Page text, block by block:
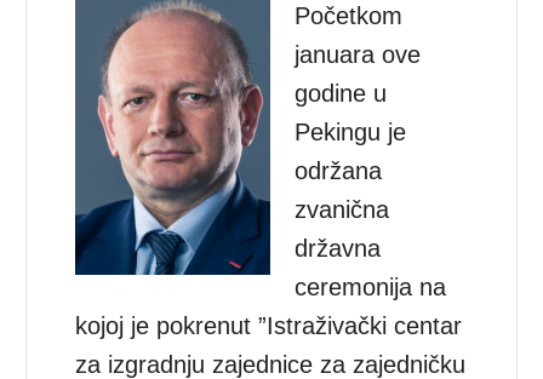
Početkom
januara ove
godine u
Pekingu je
održana
zvanična
državna
ceremonija na
kojoj je pokrenut ”Istraživački centar
za izgradnju zajednice za zajedničku